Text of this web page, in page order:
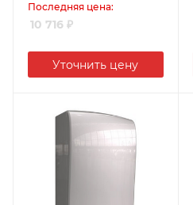
Последняя цена:
10 716 ₽
Уточнить цену